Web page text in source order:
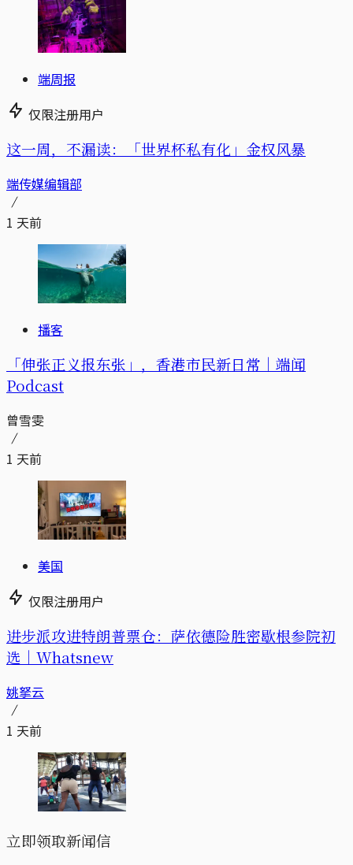
端周报
仅限注册用户
这一周，不漏读：「世界杯私有化」金权风暴
端传媒编辑部
1 天前
播客
「伸张正义报东张」，香港市民新日常｜端闻
Podcast
曾雪雯
1 天前
美国
仅限注册用户
进步派攻进特朗普票仓：萨依德险胜密歇根参院初
选｜Whatsnew
姚拏云
1 天前
立即领取新闻信